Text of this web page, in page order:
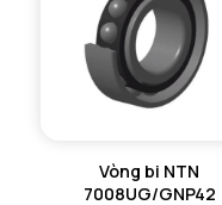
Vòng bi NTN
7008UG/GNP42